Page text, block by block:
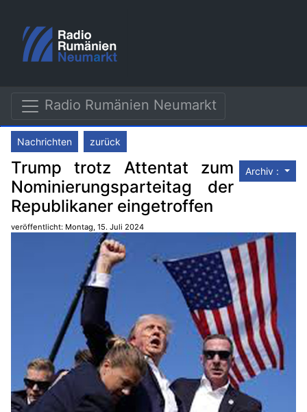
Radio Rumänien Neumarkt
Nachrichten zurück
Archiv :
Trump trotz Attentat zum
Nominierungsparteitag der
Republikaner eingetroffen
veröffentlicht: Montag, 15. Juli 2024